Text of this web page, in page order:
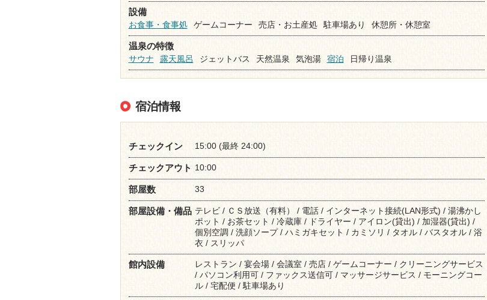
設備
お食事・食事処
ゲームコーナー 売店・お土産処 駐車場あり 休憩所・休憩室
温泉の特徴
サウナ
露天風呂 ジェットバス 天然温泉 気泡湯 宿泊 日帰り温泉
宿泊情報
チェックイン 15:00 (最終 24:00)
チェックアウト 10:00
部屋数 33
部屋設備・備品 テレビ / ＣＳ放送（有料） / 電話 / インターネット接続(LAN形式) / 湯沸かし
ポット / お茶セット / 冷蔵庫 / ドライヤー / アイロン(貸出) / 加湿器(貸出) /
個別空調 / 洗顔ソープ / ハミガキセット / カミソリ / タオル / バスタオル / 浴
衣 / スリッパ
館内設備
レストラン / 宴会場 / 会議室 / 売店 / ゲームコーナー / クリーニングサービス
/ パソコン利用可 / ファックス送信可 / マッサージサービス / モーニングコー
ル / 宅配便 / 駐車場あり